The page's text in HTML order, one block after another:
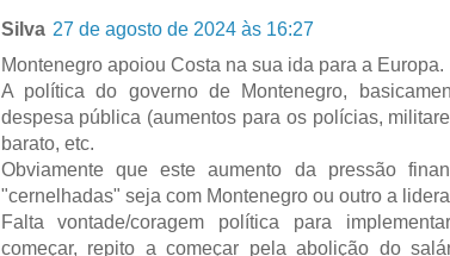
Silva 27 de agosto de 2024 às 16:27
Montenegro apoiou Costa na sua ida para a Europa.
A política do governo de Montenegro,
despesa pública (aumentos para os polícias,
barato, etc.
Obviamente que este aumento da pressão
"cernelhadas" seja com Montenegro ou outro a
Falta vontade/coragem política para
começar, repito a começar pela abolição do